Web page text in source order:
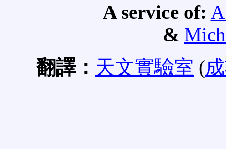
A service of:
&
翻譯： 天文實驗室 (